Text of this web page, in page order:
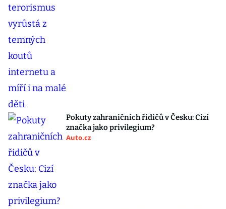
Pokuty zahraničních řidičů v Česku: Cizí
značka jako privilegium?
Auto.cz